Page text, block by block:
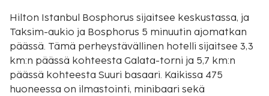
Hilton Istanbul Bosphorus sijaitsee keskustassa, ja
Taksim-aukio ja Bosphorus 5 minuutin ajomatkan
päässä. Tämä perheystävällinen hotelli sijaitsee 3,3
km:n päässä kohteesta Galata-torni ja 5,7 km:n
päässä kohteesta Suuri basaari. Kaikissa 475
huoneessa on ilmastointi, minibaari sekä